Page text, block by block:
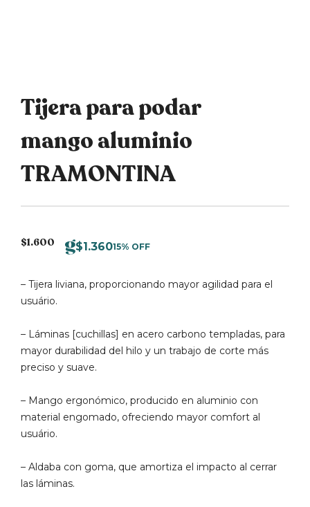
Tijera para podar
mango aluminio
TRAMONTINA
$1.600 $1.36015% OFF
– Tijera liviana, proporcionando mayor agilidad para el
usuário.
– Láminas [cuchillas] en acero carbono templadas, para
mayor durabilidad del hilo y un trabajo de corte más
preciso y suave.
– Mango ergonómico, producido en aluminio con
material engomado, ofreciendo mayor comfort al
usuário.
– Aldaba con goma, que amortiza el impacto al cerrar
las láminas.